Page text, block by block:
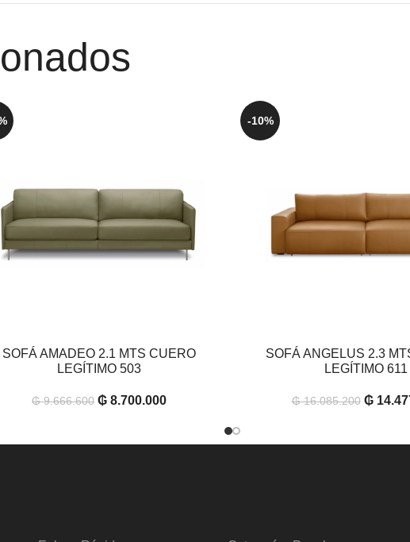
AL CARRITO
SOFÁ AMADEO 2.1 MTS CUERO
LEGÍTIMO 503
₲9.666.600 ₲ 8.700.000
-10%
AÑADIR AL CARRITO
SOFÁ ANGELUS 2.3
LEGÍTIMO 611
₲16.085.200 ₲